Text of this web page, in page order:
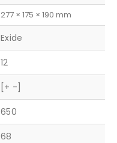
277 × 175 × 190 mm
Exide
12
[+ -]
650
68